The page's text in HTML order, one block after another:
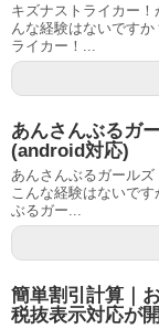
キズナストライカー
んな経験はないです
ライカー！...
あんさんぶるガ
(android対応)
あんさんぶるガール
こんな経験はないで
ぶるガー...
簡単割引計算｜
税抜表示対応が